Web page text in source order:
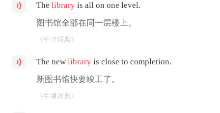
Thelibrary is all on one level.
图书馆全部在同一层楼上。
《牛津词典》
The newlibrary is close to completion.
新图书馆快要竣工了。
《牛津词典》